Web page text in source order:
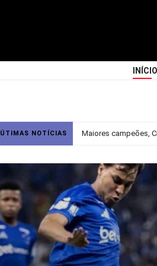
INÍCIO
ÚTIMAS NOTÍCIAS Maiores campeões,